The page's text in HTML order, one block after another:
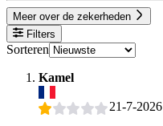
Meer over de zekerheden
Filters
Sorteren
Kamel
21-7-2026